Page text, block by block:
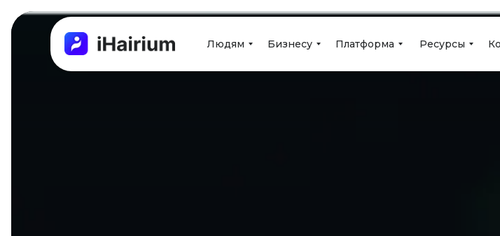
Людям Платформа
Бизнесу Ресурсы